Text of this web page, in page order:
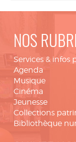
NOS
Services & infos
Agenda
Musique
Cinéma
Jeunesse
Collections
Bibliothèque